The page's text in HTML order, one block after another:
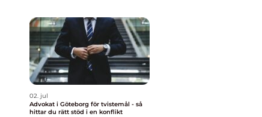
02. jul
Advokat i Göteborg för tvistemål - så
hittar du rätt stöd i en konflikt